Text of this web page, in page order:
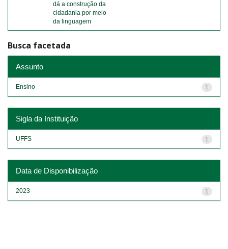
dá a construção da
cidadania por meio
da linguagem
Busca facetada
Assunto
1
Ensino
Sigla da Instituição
1
UFFS
Data de Disponibilização
1
2023